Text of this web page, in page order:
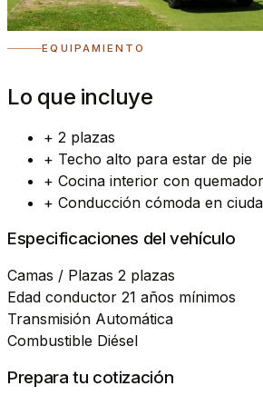
EQUIPAMIENTO
Lo que incluye
+ 2 plazas
+ Techo alto para estar de pie
+ Cocina interior con
+ Conducción cómoda en
Especificaciones del vehículo
Camas / Plazas 2 plazas
Edad conductor 21 años mínimos
Transmisión Automática
Combustible Diésel
Prepara tu cotización